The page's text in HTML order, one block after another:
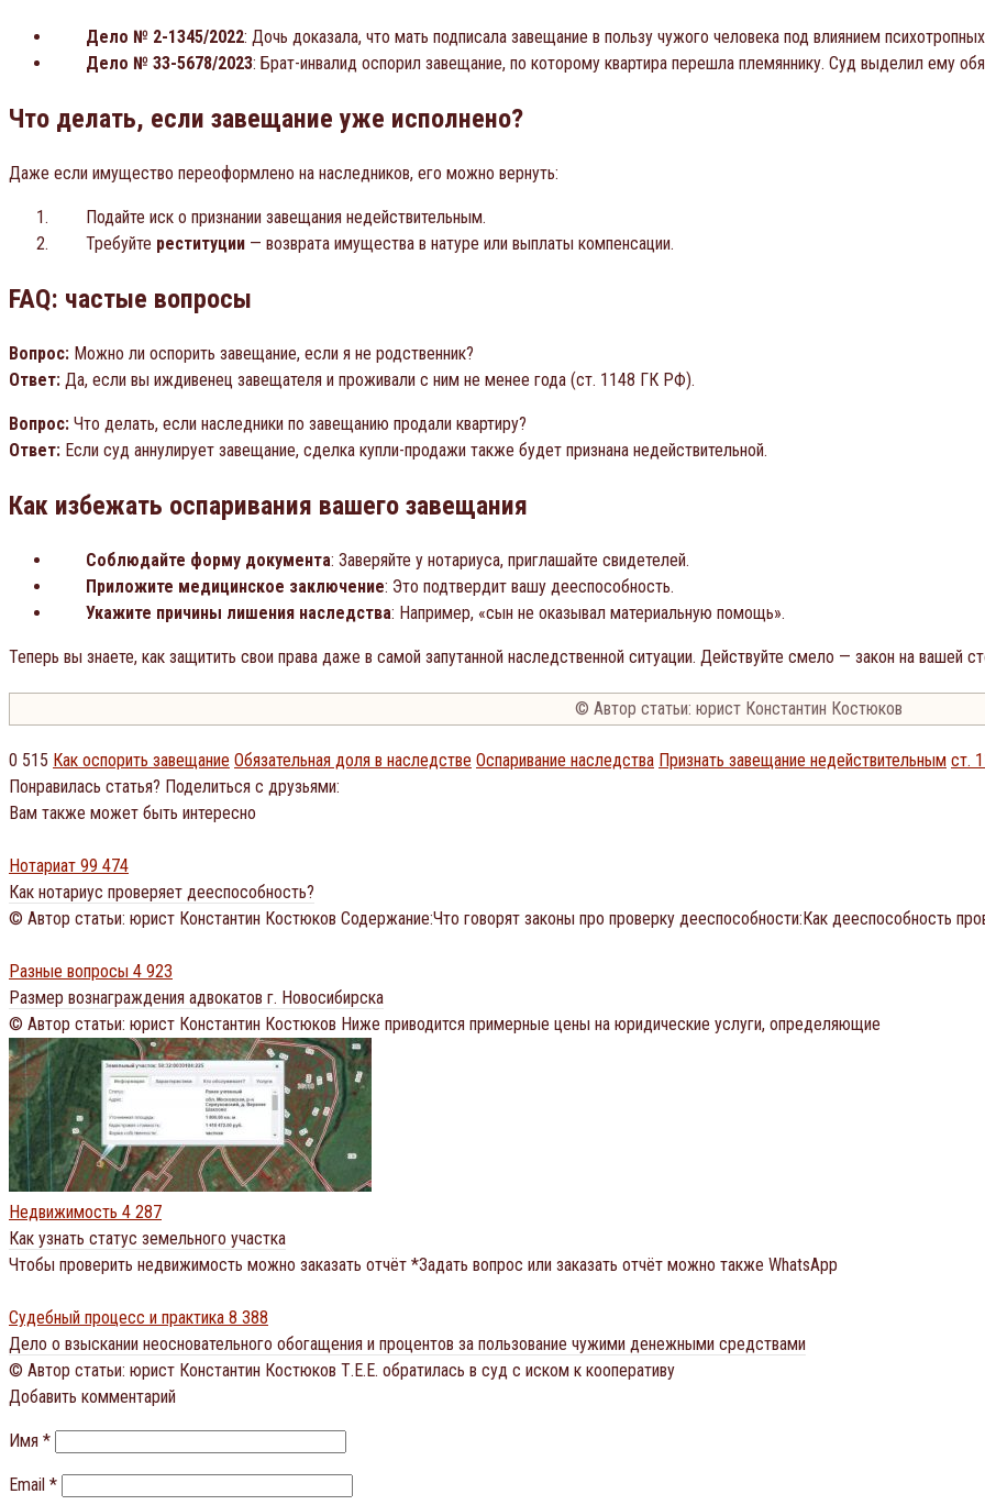
Дело № 2-1345/2022: Дочь доказала, что мать подписала завещание в пользу чужого человека под влиянием
Дело № 33-5678/2023: Брат-инвалид оспорил завещание, по которому квартира перешла племяннику. Суд выделил ему
Что делать, если завещание уже исполнено?
Даже если имущество переоформлено на наследников, его можно вернуть:
Подайте иск о признании завещания недействительным.
Требуйте реституции — возврата имущества в натуре или выплаты компенсации.
FAQ: частые вопросы
Вопрос: Можно ли оспорить завещание, если я не родственник?
Ответ: Да, если вы иждивенец завещателя и проживали с ним не менее года (ст. 1148 ГК РФ).
Вопрос: Что делать, если наследники по завещанию продали квартиру?
Ответ: Если суд аннулирует завещание, сделка купли-продажи также будет признана недействительной.
Как избежать оспаривания вашего завещания
Соблюдайте форму документа: Заверяйте у нотариуса, приглашайте свидетелей.
Приложите медицинское заключение: Это подтвердит вашу дееспособность.
Укажите причины лишения наследства: Например, «сын не оказывал материальную помощь».
Теперь вы знаете, как защитить свои права даже в самой запутанной наследственной ситуации. Действуйте смело — закон на вашей
© Автор статьи: юрист Константин Костюков
0 515 Как оспорить завещание Обязательная доля в наследстве Оспаривание наследства Признать завещание недействительным ст.
Понравилась статья? Поделиться с друзьями:
Вам также может быть интересно
Нотариат 99 474
Как нотариус проверяет дееспособность?
© Автор статьи: юрист Константин Костюков Содержание:Что говорят законы про проверку дееспособности:Как дееспособность
Разные вопросы 4 923
Размер вознаграждения адвокатов г. Новосибирска
© Автор статьи: юрист Константин Костюков Ниже приводится примерные цены на юридические услуги, определяющие
Недвижимость 4 287
Как узнать статус земельного участка
Чтобы проверить недвижимость можно заказать отчёт *Задать вопрос или заказать отчёт можно также WhatsApp
Судебный процесс и практика 8 388
Дело о взыскании неосновательного обогащения и процентов за пользование чужими денежными средствами
© Автор статьи: юрист Константин Костюков Т.Е.Е. обратилась в суд с иском к кооперативу
Добавить комментарий
Имя *
Email *